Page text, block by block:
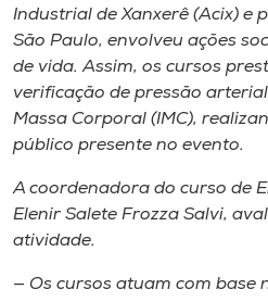
Selecione
o idioma
A+
A-
Industrial de Xanxerê (Acix) e
São Paulo, envolveu ações
de vida. Assim, os cursos
verificação de pressão
Massa Corporal (IMC),
público presente no evento.
A coordenadora do curso de
Elenir Salete Frozza Salvi,
atividade.
— Os cursos atuam com base